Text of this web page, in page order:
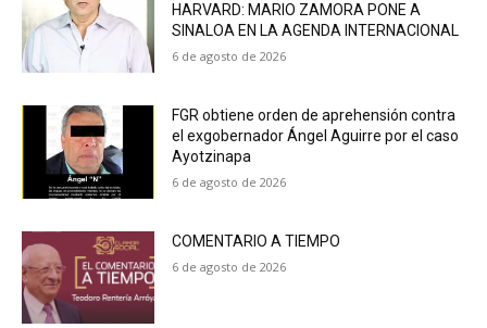
HARVARD: MARIO ZAMORA PONE A
SINALOA EN LA AGENDA INTERNACIONAL
6 de agosto de 2026
FGR obtiene orden de aprehensión contra
el exgobernador Ángel Aguirre por el caso
Ayotzinapa
6 de agosto de 2026
COMENTARIO A TIEMPO
6 de agosto de 2026